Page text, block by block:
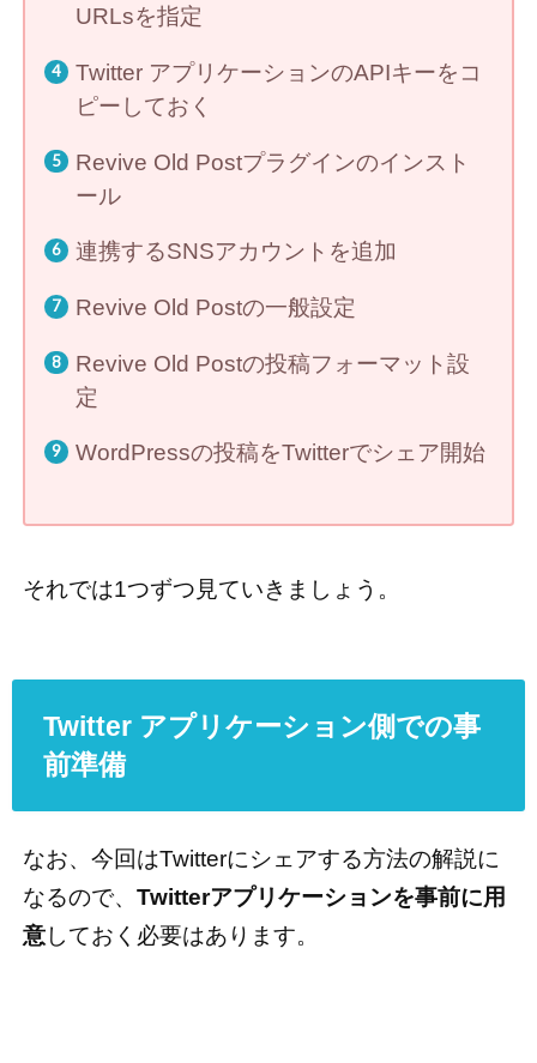
URLsを指定
Twitter アプリケーションのAPIキーをコ
ピーしておく
Revive Old Postプラグインのインスト
ール
連携するSNSアカウントを追加
Revive Old Postの一般設定
Revive Old Postの投稿フォーマット設
定
WordPressの投稿をTwitterでシェア開始
それでは1つずつ見ていきましょう。
Twitter アプリケーション側での事
前準備
なお、今回はTwitterにシェアする方法の解説に
なるので、 Twitterアプリケーションを事前に用
意しておく必要はあります。